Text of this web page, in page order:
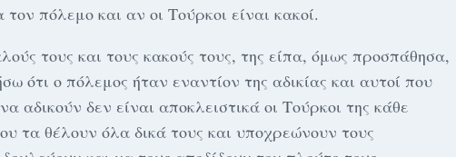
πόλεμο και αν οι Τούρκοι είναι κακοί.
τους και τους κακούς τους, της είπα, όμως προσπάθησα,
ότι ο πόλεμος ήταν εναντίον της αδικίας και αυτοί που
αδικούν δεν είναι αποκλειστικά οι Τούρκοι της κάθε
τα θέλουν όλα δικά τους και υποχρεώνουν τους